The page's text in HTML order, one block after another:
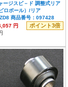
ジスピ－ド 調整式リア
ロボール）/リア
商品番号：097428
円 ポイント3倍